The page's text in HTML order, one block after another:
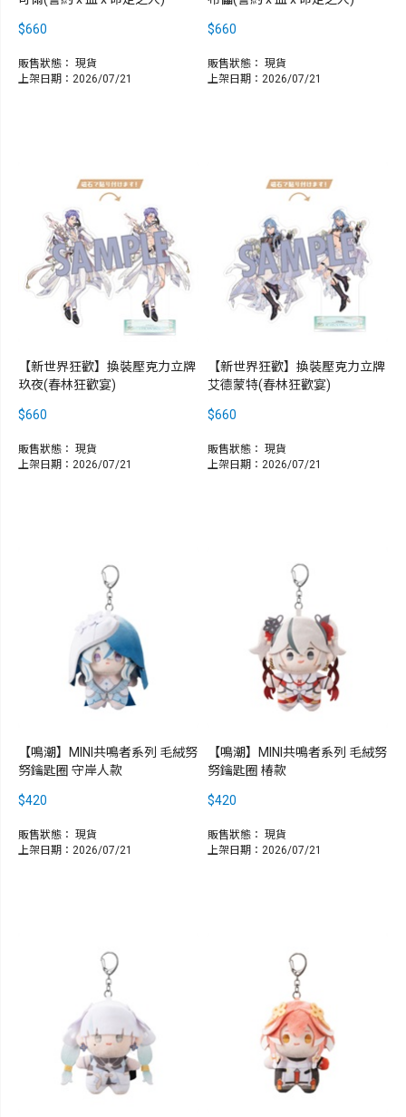
$660
販售狀態： 現貨
上架日期：2026/07/21
$660
販售狀態： 現貨
上架日期：2026/07/21
【新世界狂歡】換裝壓克力立牌
玖夜(春林狂歡宴)
$660
販售狀態： 現貨
上架日期：2026/07/21
【新世界狂歡】換裝壓克力立牌
艾德蒙特(春林狂歡宴)
$660
販售狀態： 現貨
上架日期：2026/07/21
【鳴潮】MINI共鳴者系列 毛絨努
努鑰匙圈 守岸人款
$420
販售狀態： 現貨
上架日期：2026/07/21
【鳴潮】MINI共鳴者系列 毛絨努
努鑰匙圈 椿款
$420
販售狀態： 現貨
上架日期：2026/07/21